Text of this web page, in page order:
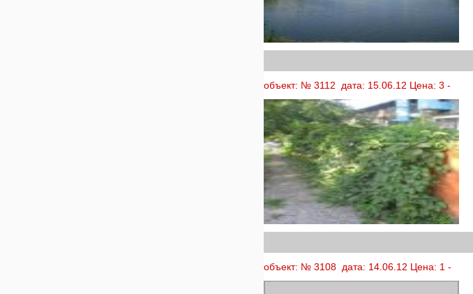
объект: № 3112 дата: 15.06.12 Цена: 3 -
объект: № 3108 дата: 14.06.12 Цена: 1 -